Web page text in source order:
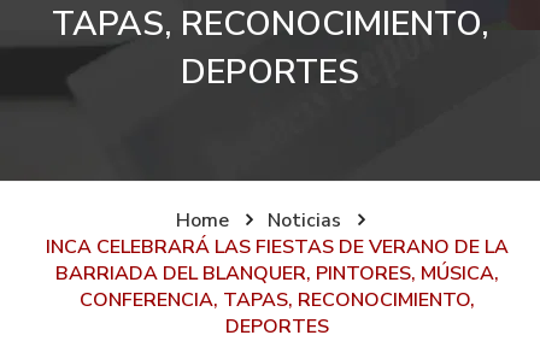
TAPAS, RECONOCIMIENTO,
DEPORTES
Home
Noticias
INCA CELEBRARÁ LAS FIESTAS DE VERANO DE LA
BARRIADA DEL BLANQUER, PINTORES, MÚSICA,
CONFERENCIA, TAPAS, RECONOCIMIENTO,
DEPORTES